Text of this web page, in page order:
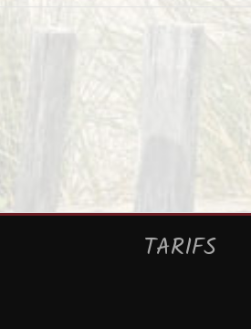
TARIFS